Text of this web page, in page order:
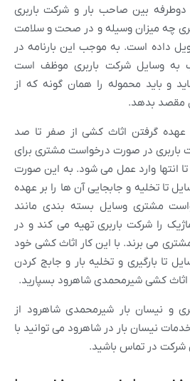
دوطرفه بین صاحب بار و شرکت باربری
چه میزان وسیله و در صحت و سلامت
داده است. به موجب این بارنامه در
به وسایل شرکت باربری موظف است
و باید محموله را همان گونه که از
مقصد بدهد.
عهده گرفتن اثاث کشی از صفر تا صد
باربری در صورت درخواست مشتری برای
تا انتها وارد عمل می شود. به این صورت
تا تخلیه و جابجایی آن ها را بر عهده
مشتری وسایل بسته بندی مانند
را شرکت باربری تهیه می کند و در
می برند. با این کار اثاث کشی خود
تا بارگیری و تخلیه بار و جابج کردن
اثاث کشی شیرمحمدی شاهرود بسپارید.
و نیسان بار شیرمحمدی شاهرود از
نیسان بار در شاهرود می توانید با
شرکت در تماس باشید.